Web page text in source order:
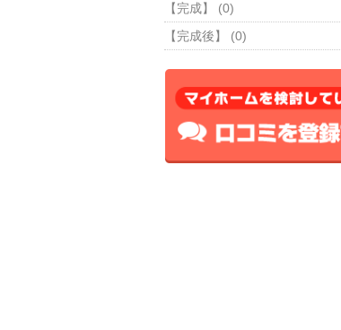
【完成】 (0)
【完成後】 (0)